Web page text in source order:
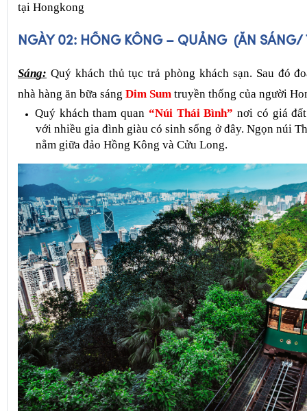
Tối: Quý khách ăn tối tại nhà hàng
tại Hongkong
NGÀY 02: HỒNG KÔNG – QUẢNG (ĂN
Sáng: Quý khách thủ tục trả phòng khách sạn. Sau đó
nhà hàng ăn bữa sáng Dim Sum truyền thống của người
Quý khách tham quan
“Núi Thái Bình”
nơi có giá
với nhiều gia đình giàu có sinh sống ở đây. Ngọn núi
nằm giữa đảo Hồng Kông và Cửu Long.